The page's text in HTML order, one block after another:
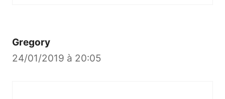
Gregory
24/01/2019 à 20:05